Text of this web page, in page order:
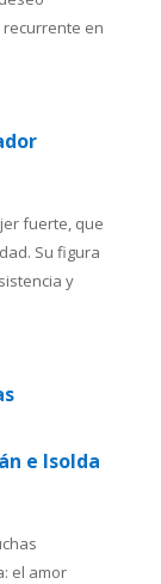
en
fuerte, que
Su figura
y
e Isolda
el amor